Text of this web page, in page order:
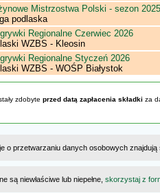
Mistrzostwa Polski - sezon
podlaska
Regionalne Czerwiec 2026
WZBS - Kleosin
Regionalne Styczeń 2026
WZBS - WOŚP Białystok
zdobyte przed datą zapłacenia składki za
o przetwarzaniu danych osobowych
są niewłaściwe lub niepełne, skorzystaj z